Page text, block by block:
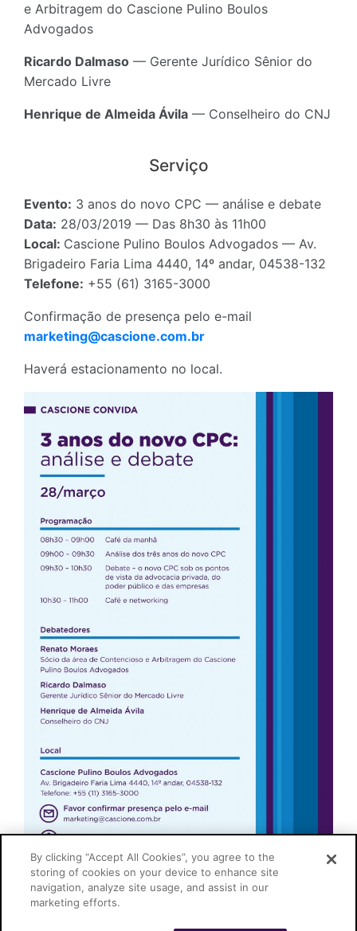
e Arbitragem do Cascione Pulino Boulos
Advogados
Ricardo Dalmaso — Gerente Jurídico Sênior do
Mercado Livre
Henrique de Almeida Ávila — Conselheiro do CNJ
Serviço
Evento: 3 anos do novo CPC — análise e debate
Data: 28/03/2019 — Das 8h30 às 11h00
Local: Cascione Pulino Boulos Advogados — Av.
Brigadeiro Faria Lima 4440, 14º andar, 04538-132
Telefone: +55 (61) 3165-3000
Confirmação de presença pelo e-mail
marketing@cascione.com.br
Haverá estacionamento no local.
By clicking “Accept All Cookies”, you agree to the
storing of cookies on your device to enhance site
navigation, analyze site usage, and assist in our
marketing efforts.